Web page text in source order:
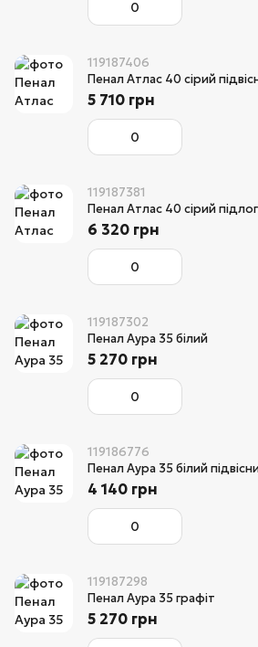
119187406
Пенал Атлас 40 сірий
5 710 грн
119187381
Пенал Атлас 40 сірий
6 320 грн
119187302
Пенал Аура 35 білий
5 270 грн
119186776
Пенал Аура 35 білий
4 140 грн
119187298
Пенал Аура 35 графіт
5 270 грн